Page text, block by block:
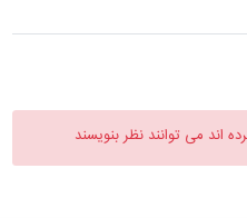
اند می توانند نظر بنویسند